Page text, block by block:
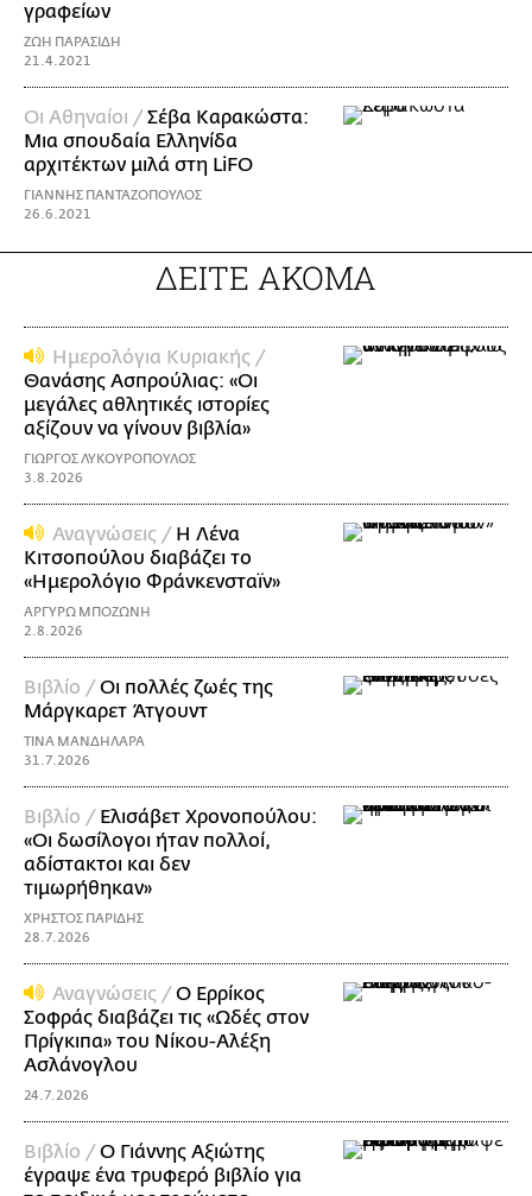
γραφείων
ΖΩΗ ΠΑΡΑΣΙΔΗ
21.4.2021
Οι Αθηναίοι /Σέβα Καρακώστα:
Μια σπουδαία Ελληνίδα
αρχιτέκτων μιλά στη LiFO
ΓΙΑΝΝΗΣ ΠΑΝΤΑΖΟΠΟΥΛΟΣ
26.6.2021
ΔΕΙΤΕ ΑΚΟΜΑ
Ημερολόγια Κυριακής /
Θανάσης Ασπρούλιας: «Οι
μεγάλες αθλητικές ιστορίες
αξίζουν να γίνουν βιβλία»
ΓΙΩΡΓΟΣ ΛΥΚΟΥΡΟΠΟΥΛΟΣ
3.8.2026
Αναγνώσεις / Η Λένα
Κιτσοπούλου διαβάζει το
«Ημερολόγιο Φράνκενσταϊν»
ΑΡΓΥΡΩ ΜΠΟΖΩΝΗ
2.8.2026
Βιβλίο /Οι πολλές ζωές της
Μάργκαρετ Άτγουντ
ΤΙΝΑ ΜΑΝΔΗΛΑΡΑ
31.7.2026
Βιβλίο / Ελισάβετ Χρονοπούλου:
«Οι δωσίλογοι ήταν πολλοί,
αδίστακτοι και δεν
τιμωρήθηκαν»
ΧΡΗΣΤΟΣ ΠΑΡΙΔΗΣ
28.7.2026
Αναγνώσεις /Ο Ερρίκος
Σοφράς διαβάζει τις «Ωδές στον
Πρίγκιπα» του Νίκoυ-Αλέξη
Ασλάνογλου
24.7.2026
Βιβλίο /Ο Γιάννης Αξιώτης
έγραψε ένα τρυφερό βιβλίο για